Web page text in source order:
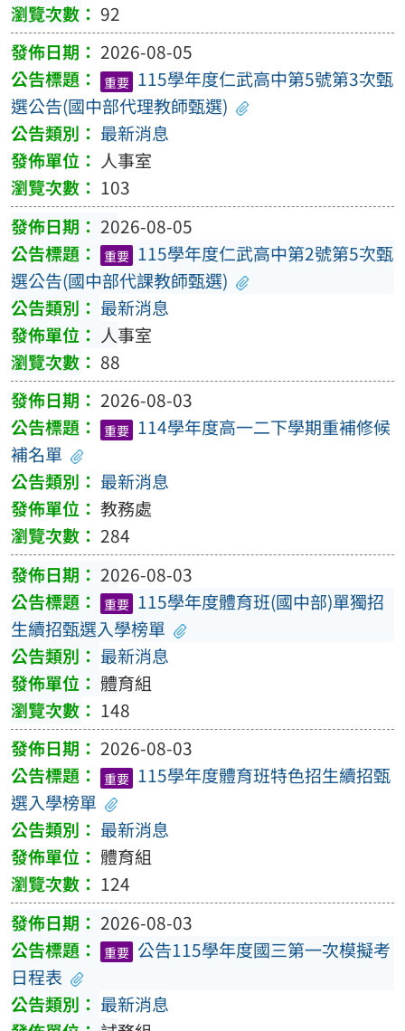
92
2026-08-05
重要 115學年度仁武高中第5號第3次甄
選公告(國中部代理教師甄選)
最新消息
人事室
103
2026-08-05
重要 115學年度仁武高中第2號第5次甄
選公告(國中部代課教師甄選)
最新消息
人事室
88
2026-08-03
重要 114學年度高一二下學期重補修候
補名單
最新消息
教務處
284
2026-08-03
重要 115學年度體育班(國中部)單獨招
生續招甄選入學榜單
最新消息
體育組
148
2026-08-03
重要 115學年度體育班特色招生續招甄
選入學榜單
最新消息
體育組
124
2026-08-03
重要 公告115學年度國三第一次模擬考
日程表
最新消息